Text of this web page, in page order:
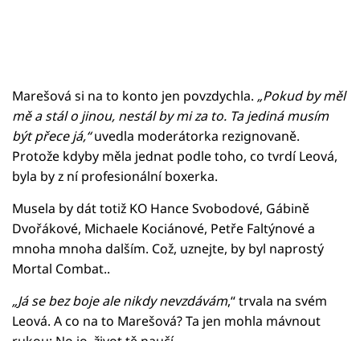
Marešová si na to konto jen povzdychla. „Pokud by měl
mě a stál o jinou, nestál by mi za to. Ta jediná musím
být přece já,“uvedla moderátorka rezignovaně.
Protože kdyby měla jednat podle toho, co tvrdí Leová,
byla by z ní profesionální boxerka.
Musela by dát totiž KO Hance Svobodové, Gábině
Dvořákové, Michaele Kociánové, Petře Faltýnové a
mnoha mnoha dalším. Což, uznejte, by byl naprostý
Mortal Combat..
„Já se bez boje ale nikdy nevzdávám,“ trvala na svém
Leová. A co na to Marešová? Ta jen mohla mávnout